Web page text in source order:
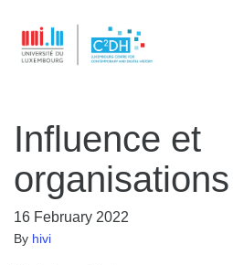
Influence et
organisations
16 February 2022
By hivi